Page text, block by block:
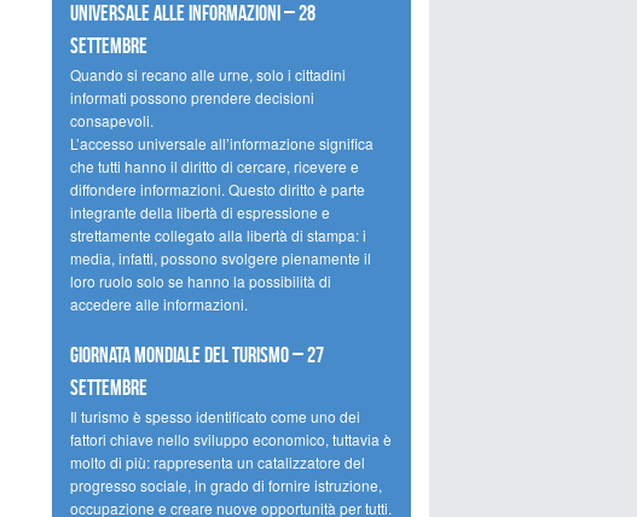
universale alle informazioni – 28
settembre
Quando si recano alle urne, solo i cittadini
informati possono prendere decisioni
consapevoli.
L’accesso universale all’informazione significa
che tutti hanno il diritto di cercare, ricevere e
diffondere informazioni. Questo diritto è parte
integrante della libertà di espressione e
strettamente collegato alla libertà di stampa: i
media, infatti, possono svolgere pienamente il
loro ruolo solo se hanno la possibilità di
accedere alle informazioni.
Giornata mondiale del turismo – 27
settembre
Il turismo è spesso identificato come uno dei
fattori chiave nello sviluppo economico, tuttavia è
molto di più: rappresenta un catalizzatore del
progresso sociale, in grado di fornire istruzione,
occupazione e creare nuove opportunità per tutti.